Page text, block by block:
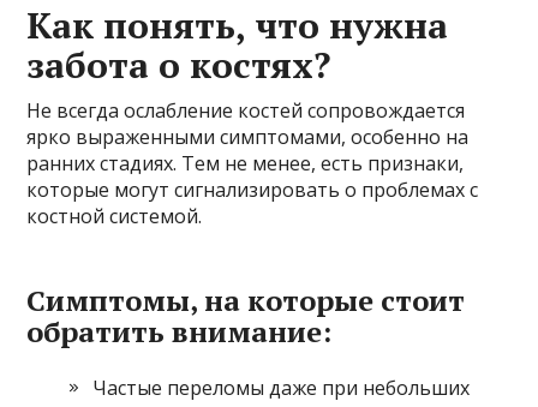
Как понять, что нужна
забота о костях?
Не всегда ослабление костей сопровождается
ярко выраженными симптомами, особенно на
ранних стадиях. Тем не менее, есть признаки,
которые могут сигнализировать о проблемах с
костной системой.
Симптомы, на которые стоит
обратить внимание:
Частые переломы даже при небольших